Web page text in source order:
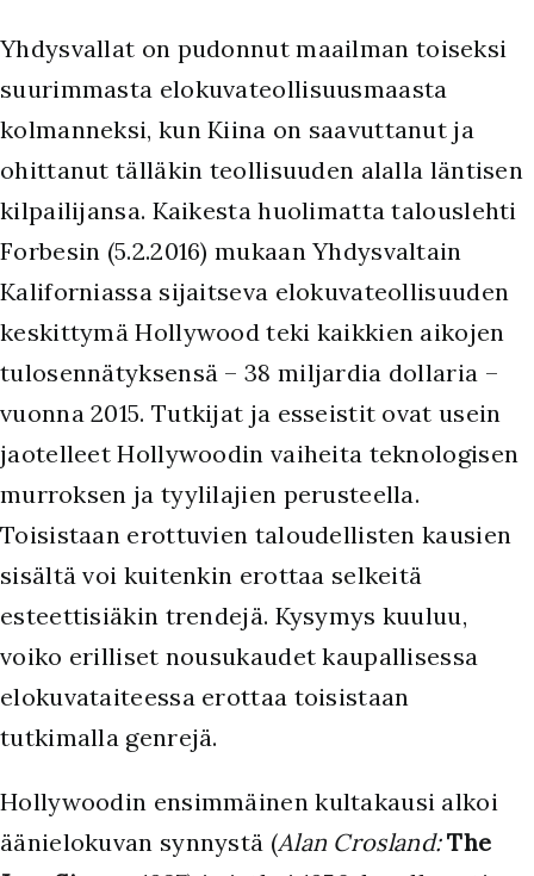
Yhdysvallat on pudonnut maailman toiseksi
suurimmasta elokuvateollisuusmaasta
kolmanneksi, kun Kiina on saavuttanut ja
ohittanut tälläkin teollisuuden alalla läntisen
kilpailijansa. Kaikesta huolimatta talouslehti
Forbesin (5.2.2016) mukaan Yhdysvaltain
Kaliforniassa sijaitseva elokuvateollisuuden
keskittymä Hollywood teki kaikkien aikojen
tulosennätyksensä – 38 miljardia dollaria –
vuonna 2015. Tutkijat ja esseistit ovat usein
jaotelleet Hollywoodin vaiheita teknologisen
murroksen ja tyylilajien perusteella.
Toisistaan erottuvien taloudellisten kausien
sisältä voi kuitenkin erottaa selkeitä
esteettisiäkin trendejä. Kysymys kuuluu,
voiko erilliset nousukaudet kaupallisessa
elokuvataiteessa erottaa toisistaan
tutkimalla genrejä.
Hollywoodin ensimmäinen kultakausi alkoi
äänielokuvan synnystä (Alan Crosland: The